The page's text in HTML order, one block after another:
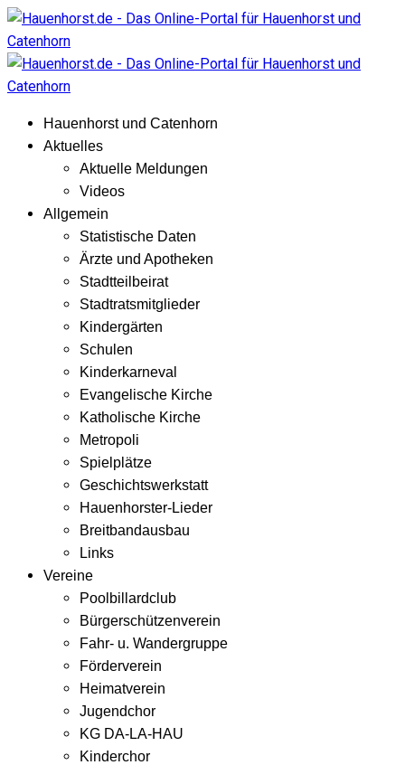
Hauenhorst und Catenhorn
Aktuelles
Aktuelle Meldungen
Videos
Allgemein
Statistische Daten
Ärzte und Apotheken
Stadtteilbeirat
Stadtratsmitglieder
Kindergärten
Schulen
Kinderkarneval
Evangelische Kirche
Katholische Kirche
Metropoli
Spielplätze
Geschichtswerkstatt
Hauenhorster-Lieder
Breitbandausbau
Links
Vereine
Poolbillardclub
Bürgerschützenverein
Fahr- u. Wandergruppe
Förderverein
Heimatverein
Jugendchor
KG DA-LA-HAU
Kinderchor